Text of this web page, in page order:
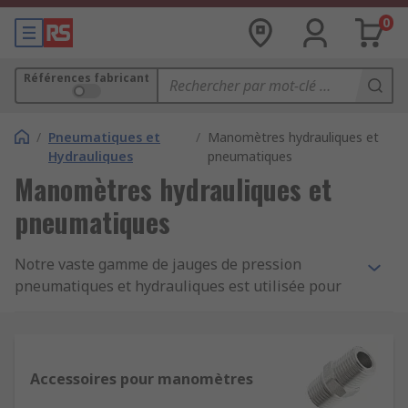
0
Références fabricant
/ Pneumatiques et
Hydrauliques
/ Manomètres hydrauliques et
pneumatiques
Manomètres hydrauliques et
pneumatiques
Notre vaste gamme de jauges de pression
pneumatiques et hydrauliques est utilisée pour
gamme d'équipements inclut des pompes à
pression analogiques et numériques (avec ou
Accessoires pour manomètres